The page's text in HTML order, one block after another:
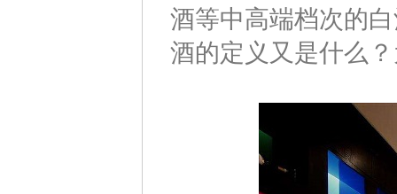
酒等中高端档次的
酒的定义又是什么